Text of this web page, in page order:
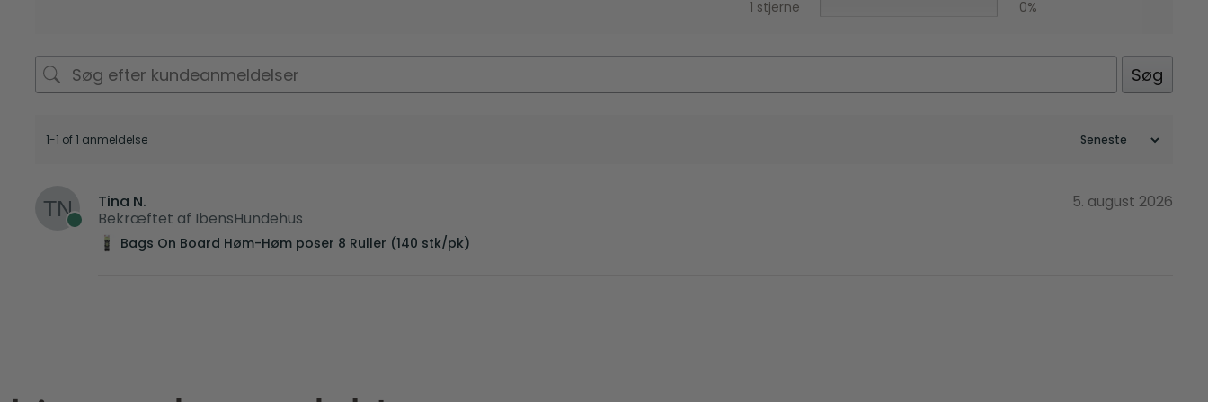
1 stjerne 0%
Søg
1-1 of 1 anmeldelse
Tina N.
Bekræftet af IbensHundehus
5. august 2026
Bags On Board Høm-Høm poser 8 Ruller (140 stk/pk)